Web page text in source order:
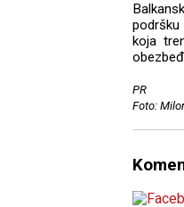
podršku
koja
PR
Foto: